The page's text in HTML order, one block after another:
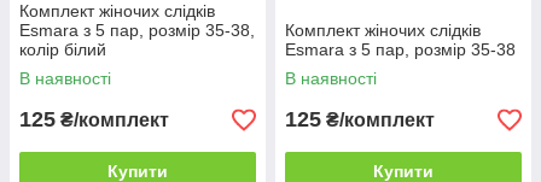
Комплект жіночих слідків
Esmara з 5 пар, розмір 35-38,
колір білий
В наявності
125 ₴/комплект
Купити
Комплект жіночих слідків
Esmara з 5 пар, розмір 35-38
В наявності
125 ₴/комплект
Купити